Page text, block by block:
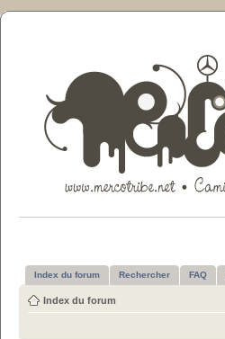
Index du forum Rechercher FAQ
Index du forum